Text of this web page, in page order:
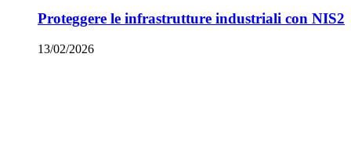
Proteggere le infrastrutture industriali con NIS2
13/02/2026